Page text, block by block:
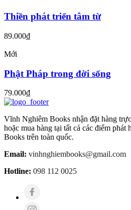
Thiền phát triển tâm từ
89.000₫
Mới
Phật Pháp trong đời sống
79.000₫
Vĩnh Nghiêm Books nhận đặt hàng
hoặc mua hàng tại tất cả các điểm
Books trên toàn quốc.
Email: vinhnghiembooks@gmail.com
Hotline: 098 112 0025